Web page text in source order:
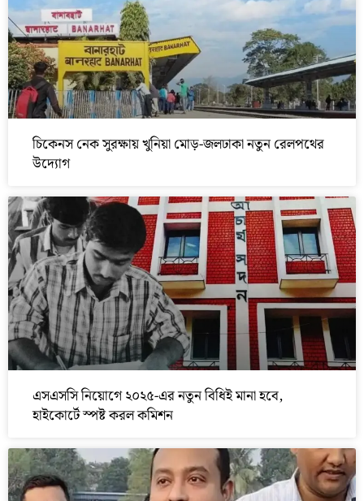
চিকেনস নেক সুরক্ষায় খুনিয়া মোড়-জলঢাকা নতুন রেলপথের
উদ্যোগ
এসএসসি নিয়োগে ২০২৫-এর নতুন বিধিই মানা হবে,
হাইকোর্টে স্পষ্ট করল কমিশন